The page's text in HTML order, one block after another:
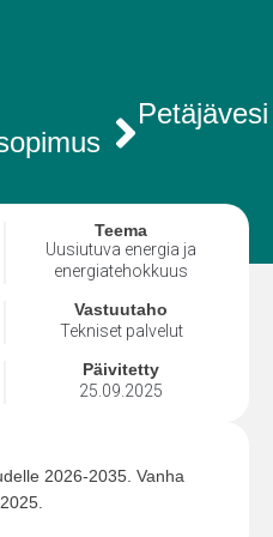
Petäjävesi
Teema
Uusiutuva energia ja
energiatehokkuus
Vastuutaho
Tekniset palvelut
Päivitetty
25.09.2025
2026-2035. Vanha